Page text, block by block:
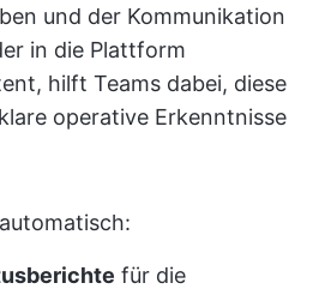
und der Kommunikation
in die Plattform
hilft Teams dabei, diese
operative Erkenntnisse
für die